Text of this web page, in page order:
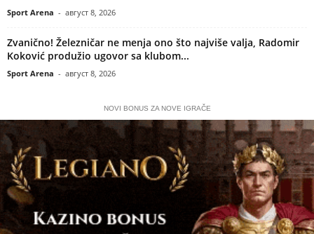
Sport Arena - август 8, 2026
Zvanično! Železničar ne menja ono što najviše valja, Radomir
Koković produžio ugovor sa klubom...
Sport Arena - август 8, 2026
NOVI BONUS ZA NOVE IGRAČE